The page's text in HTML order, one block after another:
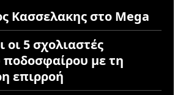
Κασσελακης στο Mega
οι 5 σχολιαστές
ποδοσφαίρου με τη
επιρροή